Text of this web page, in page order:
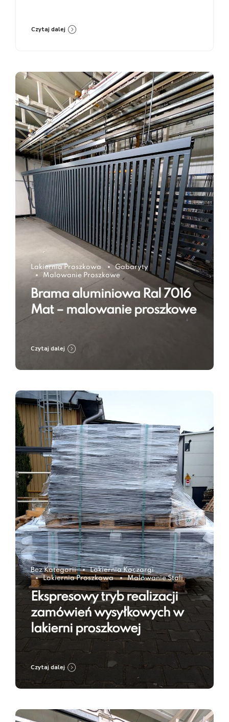
Czytaj dalej
Lakiernia Proszkowa
Gabaryty
Malowanie Proszkowe
Brama aluminiowa Ral 7016
Mat – malowanie proszkowe
Czytaj dalej
Bez Kategorii
Lakiernia Koczargi
Lakiernia Proszkowa
Malowanie Stali
Ekspresowy tryb realizacji
zamówień wysyłkowych w
lakierni proszkowej
Czytaj dalej